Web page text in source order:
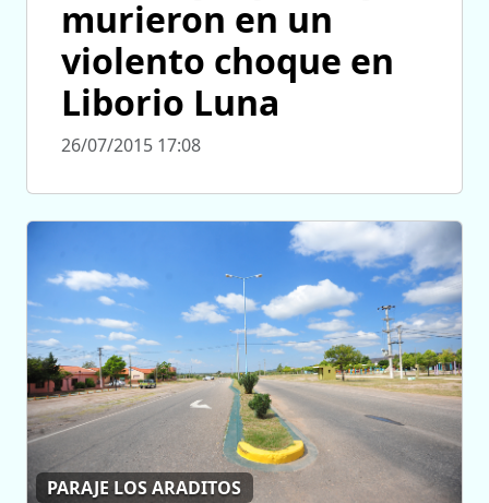
murieron en un
violento choque en
Liborio Luna
26/07/2015 17:08
PARAJE LOS ARADITOS